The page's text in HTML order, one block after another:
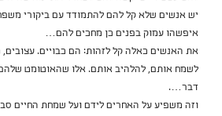
יש אנשים שלא קל להם להתמודד עם ביקורי
איפשהו עמוק בפנים כן מחכים להם…
את האנשים כאלה קל לזהות: הם כבויים.
לשמח אותם, להלהיב אותם. אלו שהאוטומט
דבר….
וזה משפיע על האחרים לידם ועל שמחת החיים